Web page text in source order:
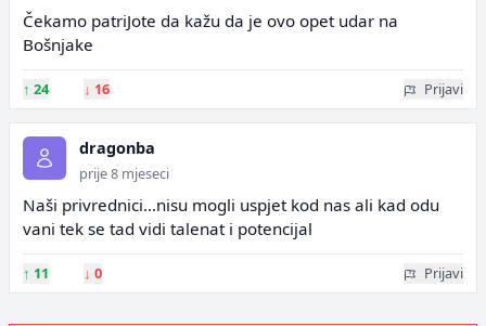
Čekamo patriJote da kažu da je ovo opet udar na
Bošnjake
↑ 24 ↓ 16 Prijavi
dragonba
prije 8 mjeseci
Naši privrednici...nisu mogli uspjet kod nas ali kad odu
vani tek se tad vidi talenat i potencijal
↑ 11 ↓ 0 Prijavi